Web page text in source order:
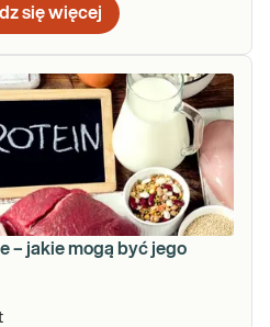
się więcej
– jakie mogą być jego